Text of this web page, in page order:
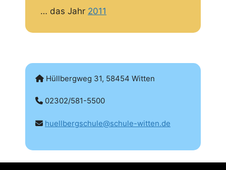
… das Jahr 2011
Hüllbergweg 31, 58454 Witten
02302/581-5500
huellbergschule@schule-witten.de